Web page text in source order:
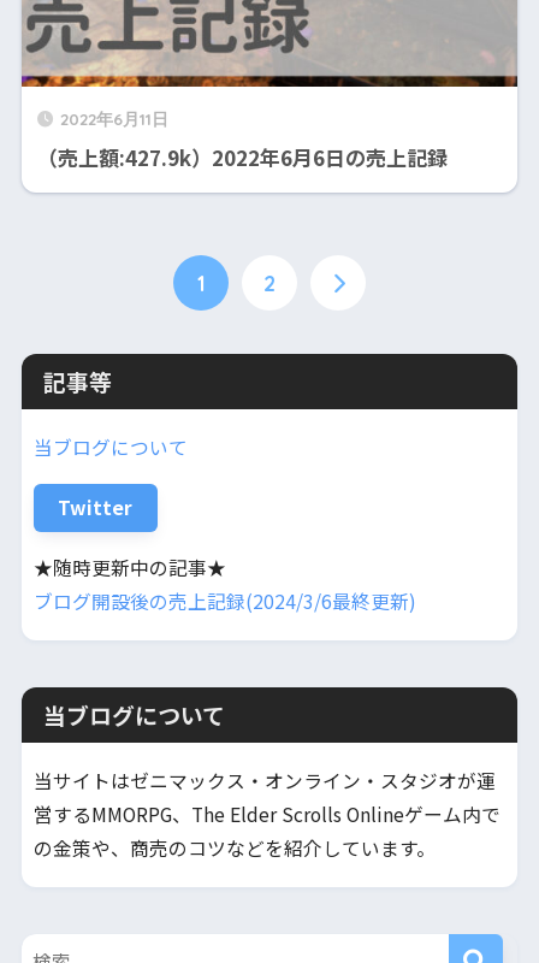
2022年6月11日
（売上額:427.9k）2022年6月6日の売上記録
1 2
記事等
当ブログについて
Twitter
★随時更新中の記事★
ブログ開設後の売上記録(2024/3/6最終更新)
当ブログについて
当サイトはゼニマックス・オンライン・スタジオが運
営するMMORPG、The Elder Scrolls Onlineゲーム内で
の金策や、商売のコツなどを紹介しています。